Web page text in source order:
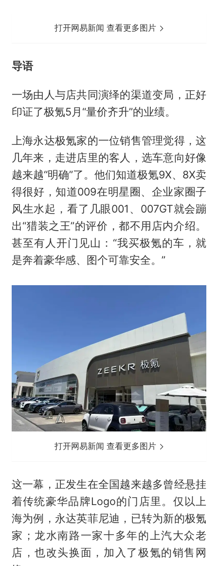
打开网易新闻 查看更多图片
导语
一场由人与店共同演绎的渠道变局，正好
印证了极氪5月“量价齐升”的业绩。
上海永达极氪家的一位销售管理觉得，这
几年来，走进店里的客人，选车意向好像
越来越“明确”了。他们知道极氪9X、8X卖
得很好，知道009在明星圈、企业家圈子
风生水起，看了几眼001、007GT就会蹦
出“猎装之王”的评价，都不用店内介绍。
甚至有人开门见山：“我买极氪的车，就
是奔着豪华感、图个可靠安全。”
打开网易新闻 查看更多图片
这一幕，正发生在全国越来越多曾经悬挂
着传统豪华品牌Logo的门店里。仅以上
海为例，永达英菲尼迪，已转为新的极氪
家；龙水南路一家十多年的上汽大众老
店，也改头换面，加入了极氪的销售网